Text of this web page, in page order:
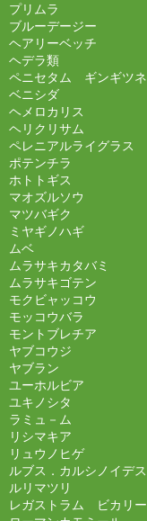
プリムラ
ブルーデージー
ヘアリーベッチ
ヘデラ類
ペニセタム ギンギツネ
ベニシダ
ヘメロカリス
ヘリクリサム
ペレニアルライグラス
ポテンチラ
ホトトギス
マオズルソウ
マツバギク
ミヤギノハギ
ムベ
ムラサキカタバミ
ムラサキゴテン
モクビャッコウ
モッコウバラ
モントブレチア
ヤブコウジ
ヤブラン
ユーホルビア
ユキノシタ
ラミュ－ム
リシマキア
リュウノヒゲ
ルブス．カルシノイデス
ルリマツリ
レガストラム ビカリー